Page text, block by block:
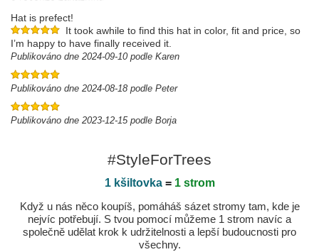
Hat is prefect!
It took awhile to find this hat in color, fit and price, so
I’m happy to have finally received it.
Publikováno dne 2024-09-10 podle Karen
Publikováno dne 2024-08-18 podle Peter
Publikováno dne 2023-12-15 podle Borja
#StyleForTrees
1 kšiltovka= 1 strom
Když u nás něco koupíš, pomáháš sázet stromy tam, kde je
nejvíc potřebují. S tvou pomocí můžeme 1 strom navíc a
společně udělat krok k udržitelnosti a lepší budoucnosti pro
všechny.